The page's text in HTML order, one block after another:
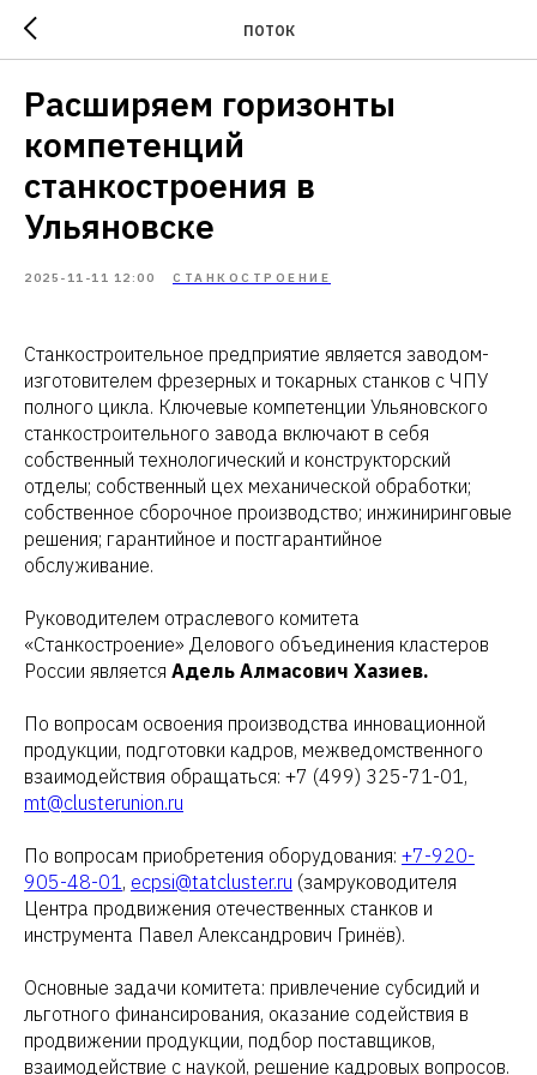
ПОТОК
Расширяем горизонты
компетенций
станкостроения в
Ульяновске
2025-11-11 12:00 СТАНКОСТРОЕНИЕ
Станкостроительное предприятие является заводом-
изготовителем фрезерных и токарных станков с ЧПУ
полного цикла. Ключевые компетенции Ульяновского
станкостроительного завода включают в себя
собственный технологический и конструкторский
отделы; собственный цех механической обработки;
собственное сборочное производство; инжиниринговые
решения; гарантийное и постгарантийное
обслуживание.
Руководителем отраслевого комитета
«Станкостроение» Делового объединения кластеров
России является Адель Алмасович Хазиев.
По вопросам освоения производства инновационной
продукции, подготовки кадров, межведомственного
взаимодействия обращаться: +7 (499) 325-71-01,
mt@clusterunion.ru
По вопросам приобретения оборудования: +7-920-
905-48-01, ecpsi@tatcluster.ru (замруководителя
Центра продвижения отечественных станков и
инструмента Павел Александрович Гринёв).
Основные задачи комитета: привлечение субсидий и
льготного финансирования, оказание содействия в
продвижении продукции, подбор поставщиков,
взаимодействие с наукой, решение кадровых вопросов.